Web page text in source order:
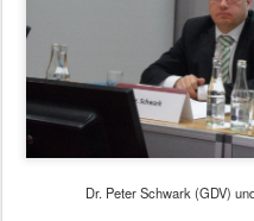
Dr. Peter Schwark (GDV)